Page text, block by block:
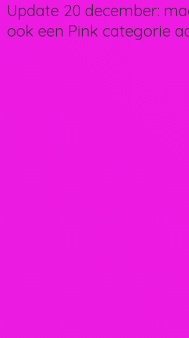
Update 20 december:
ook een Pink categorie